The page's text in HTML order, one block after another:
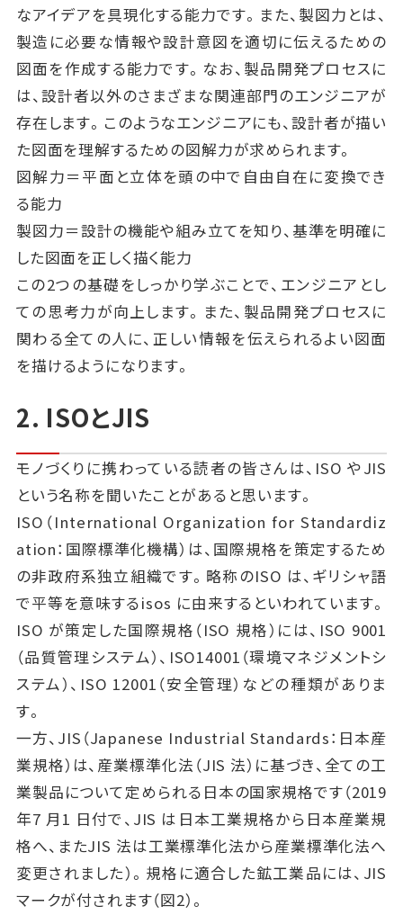
なアイデアを具現化する能力です。また、製図力とは、
製造に必要な情報や設計意図を適切に伝えるための
図面を作成する能力です。なお、製品開発プロセスに
は、設計者以外のさまざまな関連部門のエンジニアが
存在します。このようなエンジニアにも、設計者が描い
た図面を理解するための図解力が求められます。
図解力＝平面と立体を頭の中で自由自在に変換でき
る能力
製図力＝設計の機能や組み立てを知り、基準を明確に
した図面を正しく描く能力
この2つの基礎をしっかり学ぶことで、エンジニアとし
ての思考力が向上します。また、製品開発プロセスに
関わる全ての人に、正しい情報を伝えられるよい図面
を描けるようになります。
2. ISOとJIS
モノづくりに携わっている読者の皆さんは、ISO やJIS
という名称を聞いたことがあると思います。
ISO（International Organization for Standardiz
ation：国際標準化機構）は、国際規格を策定するため
の非政府系独立組織です。略称のISO は、ギリシャ語
で平等を意味するisos に由来するといわれています。
ISO が策定した国際規格（ISO 規格）には、ISO 9001
（品質管理システム）、ISO14001（環境マネジメントシ
ステム）、ISO 12001（安全管理）などの種類がありま
す。
一方、JIS（Japanese Industrial Standards：日本産
業規格）は、産業標準化法（JIS 法）に基づき、全ての工
業製品について定められる日本の国家規格です（2019
年7 月1 日付で、JIS は日本工業規格から日本産業規
格へ、またJIS 法は工業標準化法から産業標準化法へ
変更されました）。規格に適合した鉱工業品には、JIS
マークが付されます（図2）。